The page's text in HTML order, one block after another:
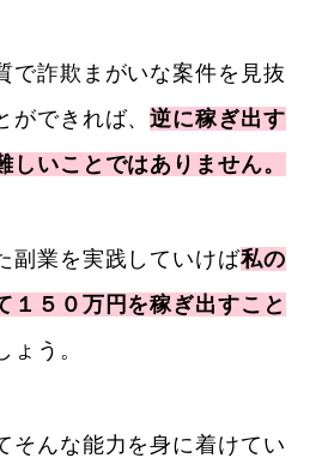
で詐欺まがいな案件を見抜
ができれば、逆に稼ぎ出す
しいことではありません。
副業を実践していけば私の
１５０万円を稼ぎ出すこと
ょう。
そんな能力を身に着けてい